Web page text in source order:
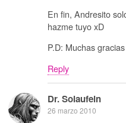
En fin, Andresito
hazme tuyo xD
P.D: Muchas
Reply
Dr. Solaufein
26 marzo 2010